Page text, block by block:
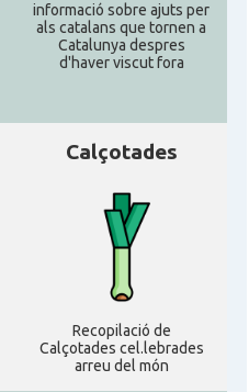
informació sobre ajuts per
als catalans que tornen a
Catalunya despres
d'haver viscut fora
Calçotades
Recopilació de
Calçotades cel.lebrades
arreu del món